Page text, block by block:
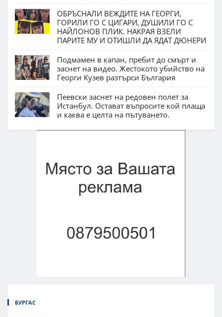
ОБРЪСНАЛИ ВЕЖДИТЕ НА ГЕОРГИ,
ГОРИЛИ ГО С ЦИГАРИ, ДУШИЛИ ГО С
НАЙЛОНОВ ПЛИК. НАКРАЯ ВЗЕЛИ
ПАРИТЕ МУ И ОТИШЛИ ДА ЯДАТ ДЮНЕРИ
Подмамен в капан, пребит до смърт и
заснет на видео. Жестокото убийство на
Георги Кузев разтърси България
Пеевски заснет на редовен полет за
Истанбул. Остават въпросите кой плаща
и каква е целта на пътуването.
БУРГАС